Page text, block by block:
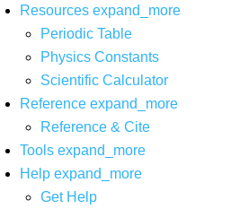
Resources expand_more
Periodic Table
Physics Constants
Scientific Calculator
Reference expand_more
Reference & Cite
Tools expand_more
Help expand_more
Get Help